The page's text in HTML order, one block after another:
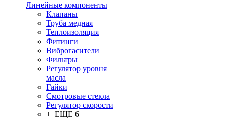
Линейные компоненты
Клапаны
Труба медная
Теплоизоляция
Фитинги
Виброгасители
Фильтры
Регулятор уровня
масла
Гайки
Смотровые стекла
Регулятор скорости
+ ЕЩЕ 6